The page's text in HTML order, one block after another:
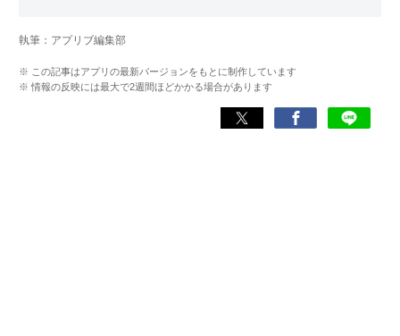
「誰でも本格的にアプリを使いこなせるようになるコンテ
執筆：アプリブ編集部
※ この記事はアプリの最新バージョンをもとに制作しています
※ 情報の反映には最大で2週間ほどかかる場合があります